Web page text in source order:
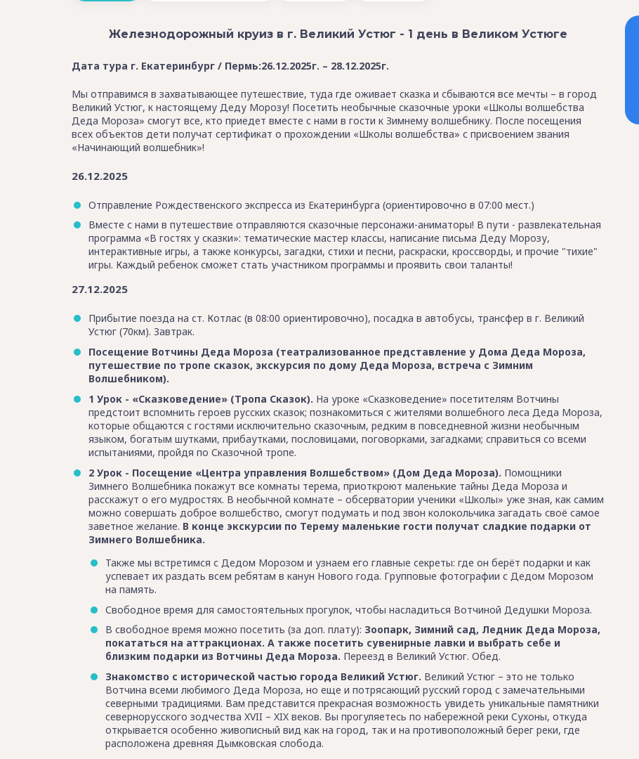
Железнодорожный круиз в г. Великий Устюг - 1 день в Великом Устюге
Дата тура г. Екатеринбург / Пермь:26.12.2025г. – 28.12.2025г.
Мы отправимся в захватывающее путешествие, туда где оживает сказка и сбываются все мечты – в город
Великий Устюг, к настоящему Деду Морозу! Посетить необычные сказочные уроки «Школы волшебства
Деда Мороза» смогут все, кто приедет вместе с нами в гости к Зимнему волшебнику. После посещения
всех объектов дети получат сертификат о прохождении «Школы волшебства» с присвоением звания
«Начинающий волшебник»!
26.12.2025
Отправление Рождественского экспресса из Екатеринбурга (ориентировочно в 07:00 мест.)
Вместе с нами в путешествие отправляются сказочные персонажи-аниматоры! В пути - развлекательная
программа «В гостях у сказки»: тематические мастер классы, написание письма Деду Морозу,
интерактивные игры, а также конкурсы, загадки, стихи и песни, раскраски, кроссворды, и прочие "тихие"
игры. Каждый ребенок сможет стать участником программы и проявить свои таланты!
27.12.2025
Прибытие поезда на ст. Котлас (в 08:00 ориентировочно), посадка в автобусы, трансфер в г. Великий
Устюг (70км). Завтрак.
Посещение Вотчины Деда Мороза (театрализованное представление у Дома Деда Мороза,
путешествие по тропе сказок, экскурсия по дому Деда Мороза, встреча с Зимним
Волшебником).
1 Урок - «Сказковедение» (Тропа Сказок). На уроке «Сказковедение» посетителям Вотчины
предстоит вспомнить героев русских сказок; познакомиться с жителями волшебного леса Деда Мороза,
которые общаются с гостями исключительно сказочным, редким в повседневной жизни необычным
языком, богатым шутками, прибаутками, пословицами, поговорками, загадками; справиться со всеми
испытаниями, пройдя по Сказочной тропе.
2 Урок - Посещение «Центра управления Волшебством» (Дом Деда Мороза). Помощники
Зимнего Волшебника покажут все комнаты терема, приоткроют маленькие тайны Деда Мороза и
расскажут о его мудростях. В необычной комнате – обсерватории ученики «Школы» уже зная, как самим
можно совершать доброе волшебство, смогут подумать и под звон колокольчика загадать своё самое
заветное желание. В конце экскурсии по Терему маленькие гости получат сладкие подарки от
Зимнего Волшебника.
Также мы встретимся с Дедом Морозом и узнаем его главные секреты: где он берёт подарки и как
успевает их раздать всем ребятам в канун Нового года. Групповые фотографии с Дедом Морозом
на память.
Свободное время для самостоятельных прогулок, чтобы насладиться Вотчиной Дедушки Мороза.
В свободное время можно посетить (за доп. плату): Зоопарк, Зимний сад, Ледник Деда Мороза,
покататься на аттракционах. А также посетить сувенирные лавки и выбрать себе и
близким подарки из Вотчины Деда Мороза. Переезд в Великий Устюг. Обед.
Знакомство с исторической частью города Великий Устюг. Великий Устюг – это не только
Вотчина всеми любимого Деда Мороза, но еще и потрясающий русский город с замечательными
северными традициями. Вам представится прекрасная возможность увидеть уникальные памятники
севернорусского зодчества XVII – XIX веков. Вы прогуляетесь по набережной реки Сухоны, откуда
открывается особенно живописный вид как на город, так и на противоположный берег реки, где
расположена древняя Дымковская слобода.